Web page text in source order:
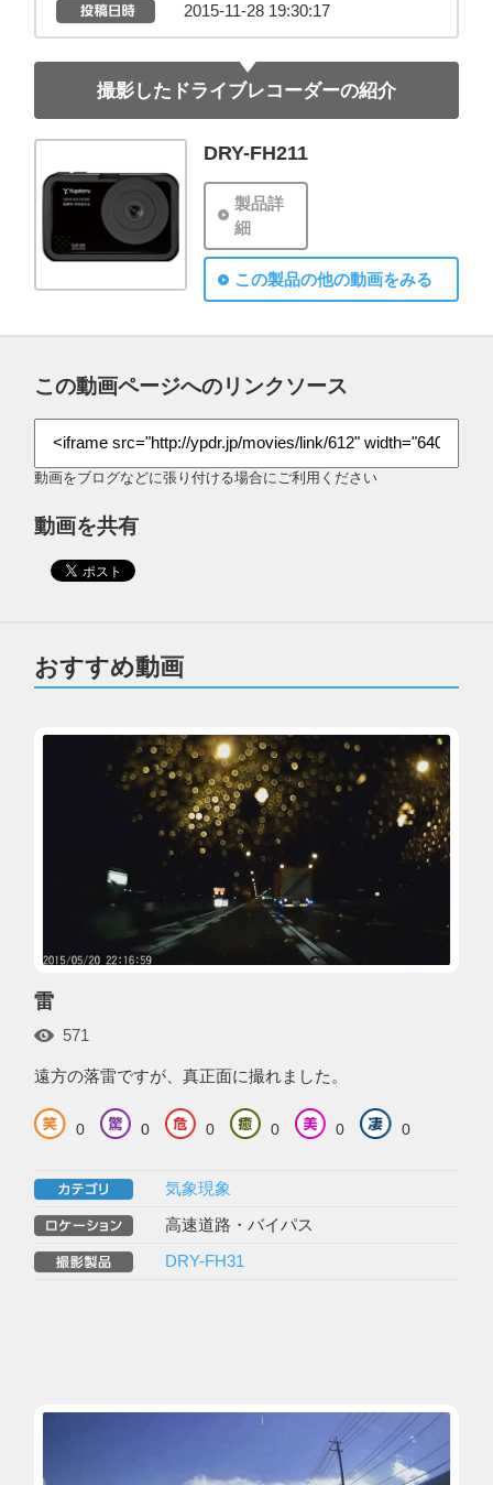
2015-11-28 19:30:17
撮影したドライブレコーダーの紹介
DRY-FH211
製品詳
細
この製品の他の動画をみる
この動画ページへのリンクソース
動画をブログなどに張り付ける場合にご利用ください
動画を共有
おすすめ動画
雷
571
遠方の落雷ですが、真正面に撮れました。
0 0 0 0 0 0
気象現象
高速道路・バイパス
DRY-FH31